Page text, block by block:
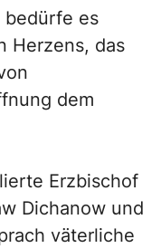
bedürfe es
Herzens, das
dem
Erzbischof
Dichanow und
väterliche